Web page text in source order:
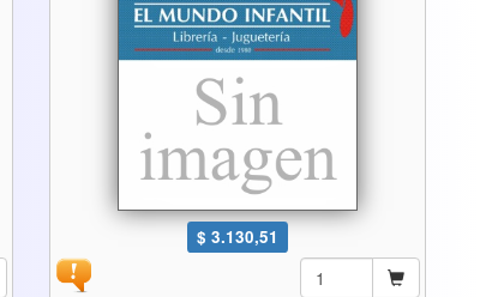
$ 3.130,51